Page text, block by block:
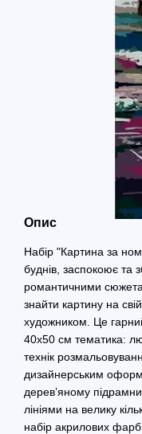
Опис
Набір "Картина за
буднів, заспокоює та
романтичними
знайти картину на
художником. Це
40х50 см тематика:
технік
дизайнерським
дерев’яному
лініями на велику
набір акрилових